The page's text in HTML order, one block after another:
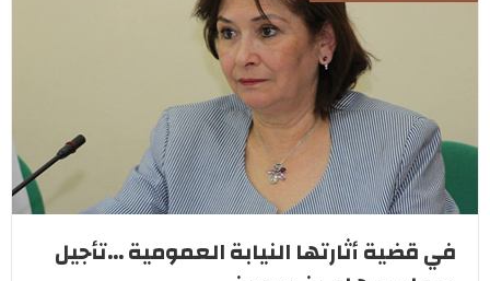
في قضية أثارتها النيابة العمومية ...تأجيل